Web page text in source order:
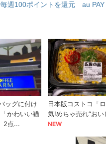
週100ポイントを還元 au